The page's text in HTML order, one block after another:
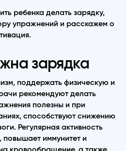
ребенка делать зарядку,
упражнений и расскажем о
зарядка
поддержать физическую и
рекомендуют делать
полезны и при
способствуют снижению
Регулярная активность
повышает иммунитет и